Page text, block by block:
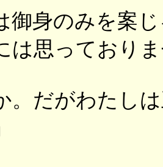
御身のみを案
は思っており
。だがわたし